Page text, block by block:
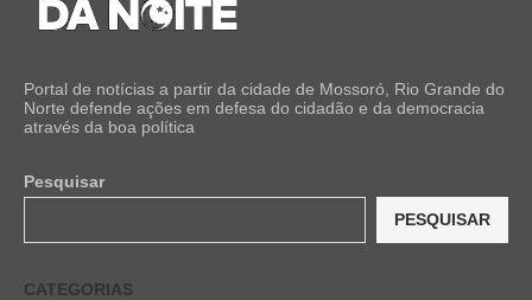
Portal de notícias a partir da cidade de Mossoró, Rio Grande do
Norte defende ações em defesa do cidadão e da democracia
através da boa política
Pesquisar
PESQUISAR
CATEGORIAS